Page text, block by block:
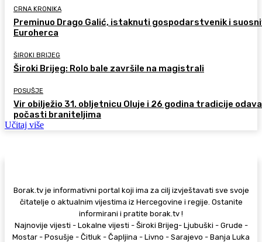
CRNA KRONIKA
Preminuo Drago Galić, istaknuti gospodarstvenik i
Euroherca
ŠIROKI BRIJEG
Široki Brijeg: Rolo bale završile na magistrali
POSUŠJE
Vir obilježio 31. obljetnicu Oluje i 26 godina tradicije
počasti braniteljima
Učitaj više
Borak.tv je informativni portal koji ima za cilj izvještavati sve svoje
čitatelje o aktualnim vijestima iz Hercegovine i regije. Ostanite
informirani i pratite borak.tv !
Najnovije vijesti - Lokalne vijesti - Široki Brijeg- Ljubuški - Grude -
Mostar - Posušje - Čitluk - Čapljina - Livno - Sarajevo - Banja Luka